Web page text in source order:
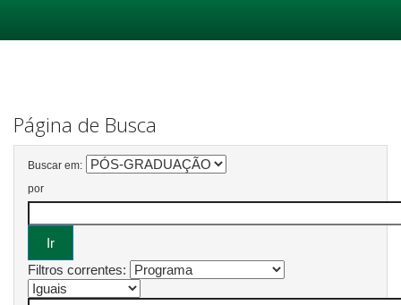
Página de Busca
Buscar em:
por
Filtros correntes: